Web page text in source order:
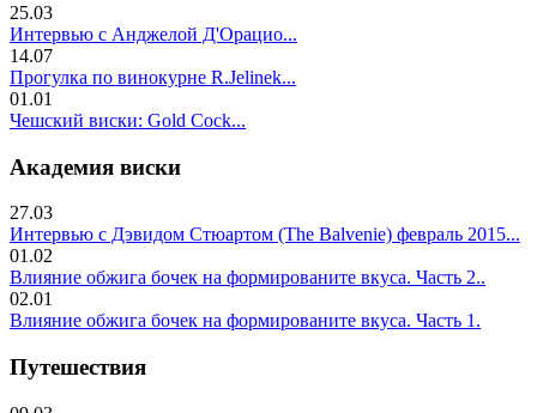
25.03
Интервью с Анджелой Д'Орацио...
14.07
Прогулка по винокурне R.Jelinek...
01.01
Чешский виски: Gold Cock...
Академия виски
27.03
Интервью с Дэвидом Стюартом (The Balvenie) февраль 2015...
01.02
Влияние обжига бочек на формированите вкуса. Часть 2..
02.01
Влияние обжига бочек на формированите вкуса. Часть 1.
Путешествия